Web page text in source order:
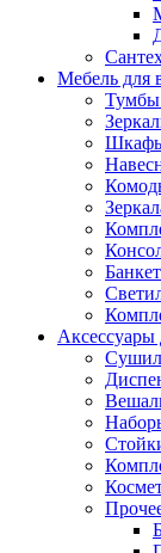
Мебель для
Тумбы